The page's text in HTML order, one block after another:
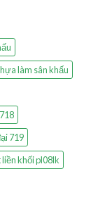
làm sân khấu
719
khối pl08lk